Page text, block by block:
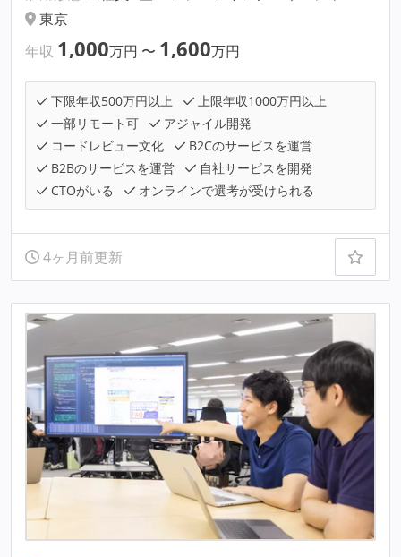
東京
年収 1,000万円 〜 1,600万円
下限年収500万円以上
上限年収1000万円以上
一部リモート可
アジャイル開発
コードレビュー文化
B2Cのサービスを運営
B2Bのサービスを運営
自社サービスを開発
CTOがいる
オンラインで選考が受けられる
4ヶ月前更新